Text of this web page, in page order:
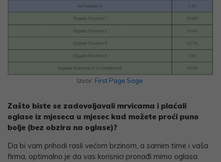
Izvor: First Page Sage
Zašto biste se zadovoljavali mrvicama i plaćali
oglase iz mjeseca u mjesec kad možete proći puno
bolje (bez obzira na oglase)?
Da bi vam prihodi rasli većom brzinom, a samim time i vaša
firma, optimalno je da vas korisnici pronađi mimo oglasa.